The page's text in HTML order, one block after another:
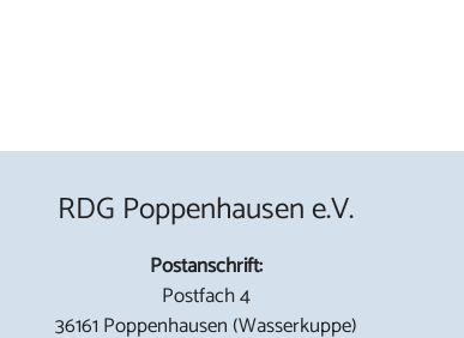
RDG Poppenhausen e.V.
Postanschrift:
Postfach 4
36161 Poppenhausen (Wasserkuppe)